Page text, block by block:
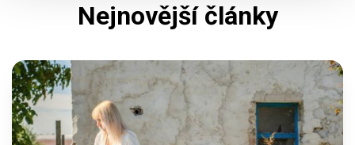
Nejnovější články